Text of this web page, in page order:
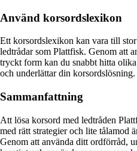
Använd korsordslexikon
Ett korsordslexikon kan vara till
ledtrådar som Plattfisk. Genom att
tryckt form kan du snabbt hitta
och underlättar din korsordslösning.
Sammanfattning
Att lösa korsord med ledtråden
med rätt strategier och lite tålamod
Genom att använda ditt ordförråd,